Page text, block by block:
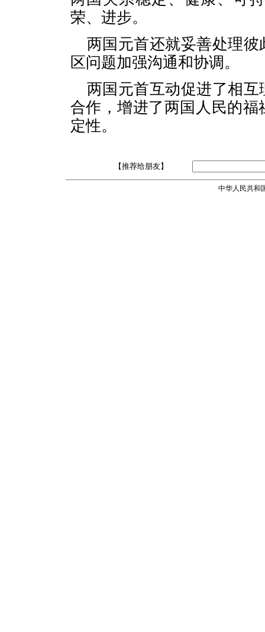
荣、进步。
两国元首还就妥善处理
区问题加强沟通和协调。
两国元首互动促进了相
合作，增进了两国人民的
定性。
【推荐给朋友】
中华人民共和